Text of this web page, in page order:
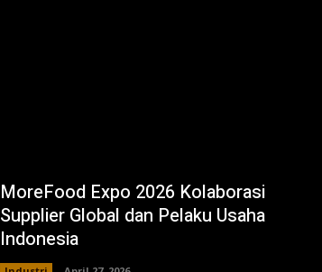
MoreFood Expo 2026 Kolaborasi
Supplier Global dan Pelaku Usaha
Indonesia